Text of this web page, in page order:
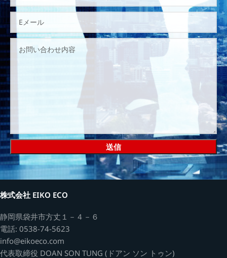
株式会社 EIKO ECO
静岡県袋井市方丈１－４－６
電話: 0538-74-5623
info@eikoeco.com
代表取締役 DOAN SON TUNG (ドアン ソン トゥン)